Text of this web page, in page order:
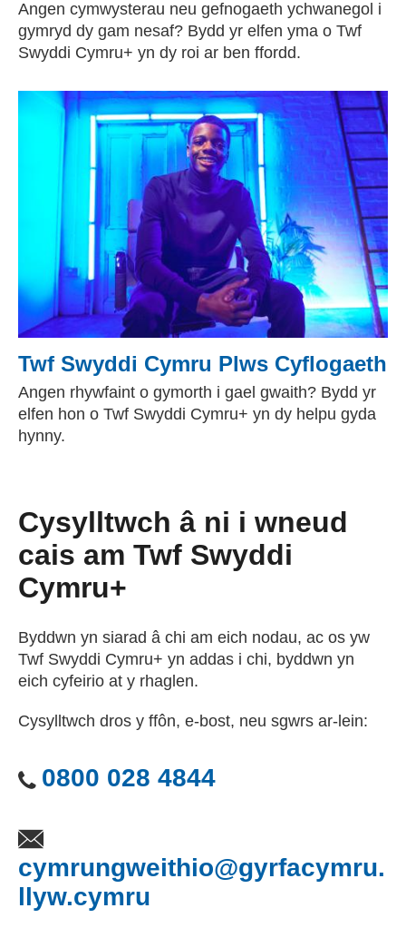
Angen cymwysterau neu gefnogaeth ychwanegol i
gymryd dy gam nesaf? Bydd yr elfen yma o Twf
Swyddi Cymru+ yn dy roi ar ben ffordd.
Twf Swyddi Cymru Plws Cyflogaeth
Angen rhywfaint o gymorth i gael gwaith? Bydd yr
elfen hon o Twf Swyddi Cymru+ yn dy helpu gyda
hynny.
Cysylltwch â ni i wneud
cais am Twf Swyddi
Cymru+
Byddwn yn siarad â chi am eich nodau, ac os yw
Twf Swyddi Cymru+ yn addas i chi, byddwn yn
eich cyfeirio at y rhaglen.
Cysylltwch dros y ffôn, e-bost, neu sgwrs ar-lein:
0800 028 4844
cymrungweithio@gyrfacymru.
llyw.cymru